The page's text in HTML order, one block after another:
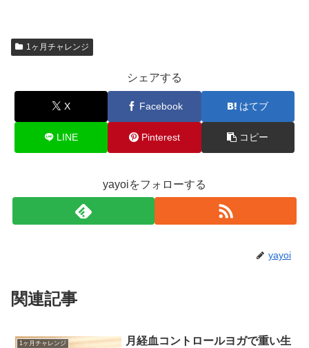
1ヶ月チャレンジ
シェアする
X Facebook はてブ
LINE Pinterest コピー
yayoiをフォローする
yayoi
関連記事
1ヶ月チャレンジ
月経血コントロールヨガで重い生